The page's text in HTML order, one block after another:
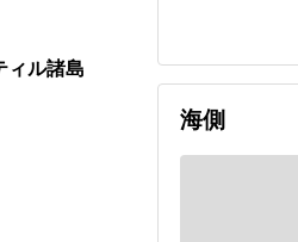
ィル諸島
海側